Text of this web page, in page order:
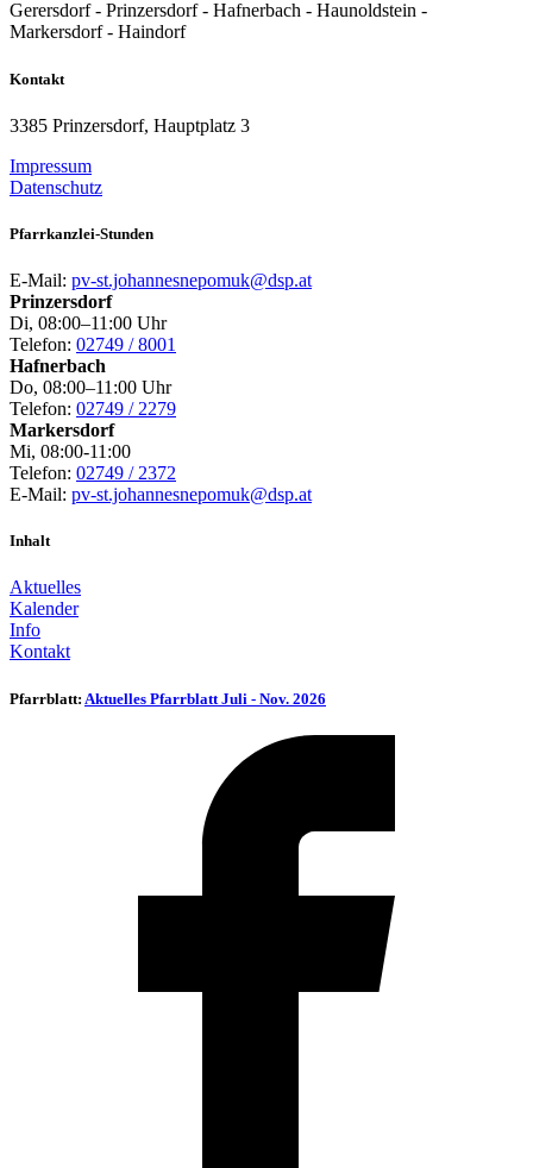
Gerersdorf - Prinzersdorf - Hafnerbach - Haunoldstein -
Markersdorf - Haindorf
Kontakt
3385 Prinzersdorf, Hauptplatz 3
Impressum
Datenschutz
Pfarrkanzlei-Stunden
E-Mail: pv-st.johannesnepomuk@dsp.at
Prinzersdorf
Di, 08:00–11:00 Uhr
Telefon: 02749 / 8001
Hafnerbach
Do, 08:00–11:00 Uhr
Telefon: 02749 / 2279
Markersdorf
Mi, 08:00-11:00
Telefon: 02749 / 2372
E-Mail: pv-st.johannesnepomuk@dsp.at
Inhalt
Aktuelles
Kalender
Info
Kontakt
Pfarrblatt: Aktuelles Pfarrblatt Juli - Nov. 2026